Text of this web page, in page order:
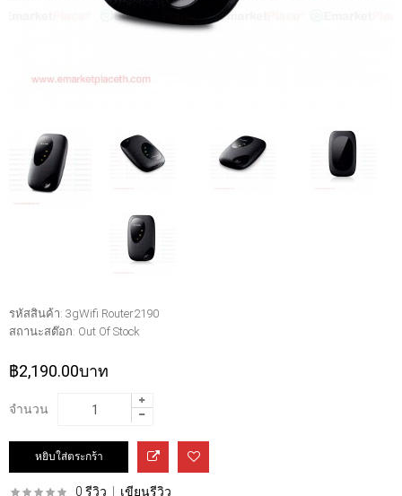
รหัสสินค้า: 3gWifi Router2190
สถานะสต๊อก: Out Of Stock
฿2,190.00บาท
จำนวน
0 รีวิว เขียนรีวิว